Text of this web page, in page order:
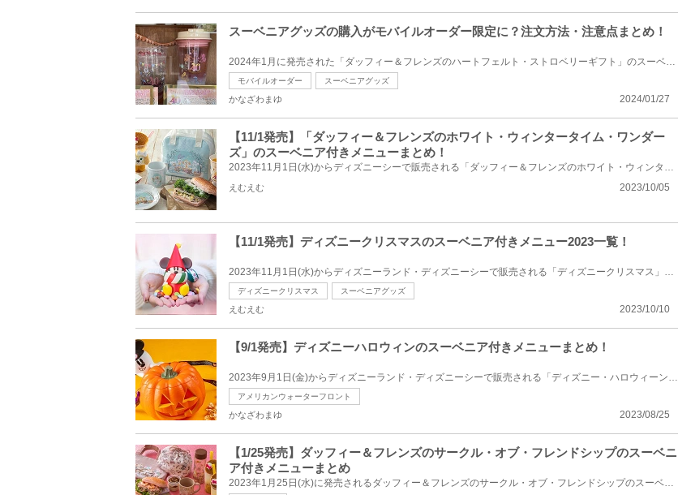
スーベニアグッズの購入がモバイルオーダー限定に？注文方法・注意点まとめ！
2024年1月に発売された「ダッフィー＆フレンズのハートフェルト・ストロベリーギフト」のスーベニアグッ...
モバイルオーダー スーベニアグッズ
2024/01/27
かなざわまゆ
【11/1発売】「ダッフィー＆フレンズのホワイト・ウィンタータイム・ワンダー
ズ」のスーベニア付きメニューまとめ！
2023年11月1日(水)からディズニーシーで販売される「ダッフィー＆フレンズのホワイト・ウィンタータイム...
2023/10/05
えむえむ
【11/1発売】ディズニークリスマスのスーベニア付きメニュー2023一覧！
2023年11月1日(水)からディズニーランド・ディズニーシーで販売される「ディズニークリスマス」のスーベ...
ディズニークリスマス スーベニアグッズ
2023/10/10
えむえむ
【9/1発売】ディズニーハロウィンのスーベニア付きメニューまとめ！
2023年9月1日(金)からディズニーランド・ディズニーシーで販売される「ディズニー・ハロウィーン」のス...
アメリカンウォーターフロント
2023/08/25
かなざわまゆ
【1/25発売】ダッフィー＆フレンズのサークル・オブ・フレンドシップのスーベニ
ア付きメニューまとめ
2023年1月25日(水)に発売されるダッフィー＆フレンズのサークル・オブ・フレンドシップのスーベニア付き...